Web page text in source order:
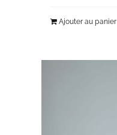
Ajouter au panier